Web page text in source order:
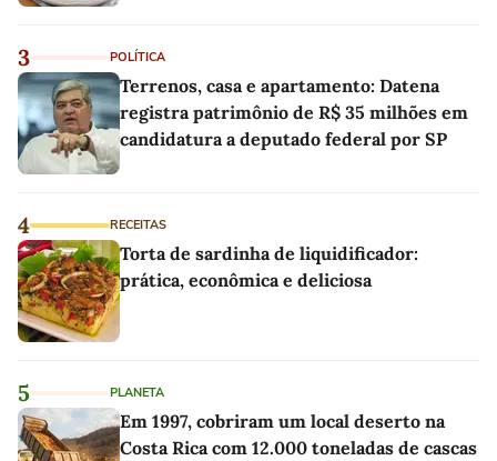
3 POLÍTICA
Terrenos, casa e apartamento: Datena
registra patrimônio de R$ 35 milhões em
candidatura a deputado federal por SP
4 RECEITAS
Torta de sardinha de liquidificador:
prática, econômica e deliciosa
5 PLANETA
Em 1997, cobriram um local deserto na
Costa Rica com 12.000 toneladas de cascas